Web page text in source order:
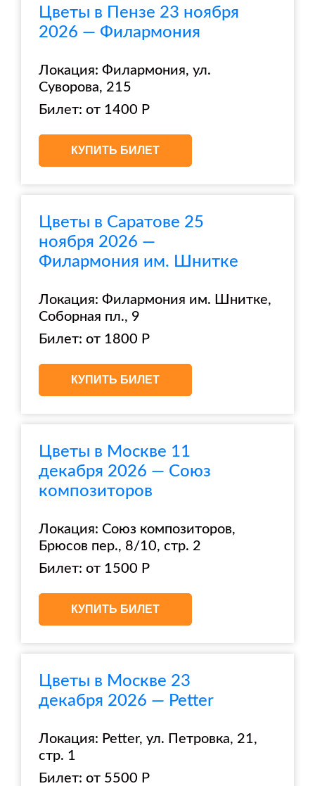
Цветы в Пензе 23 ноября
2026 — Филармония
Локация: Филармония, ул.
Суворова, 215
Билет: от 1400 Р
КУПИТЬ БИЛЕТ
Цветы в Саратове 25
ноября 2026 —
Филармония им. Шнитке
Локация: Филармония им. Шнитке,
Соборная пл., 9
Билет: от 1800 Р
КУПИТЬ БИЛЕТ
Цветы в Москве 11
декабря 2026 — Союз
композиторов
Локация: Союз композиторов,
Брюсов пер., 8/10, стр. 2
Билет: от 1500 Р
КУПИТЬ БИЛЕТ
Цветы в Москве 23
декабря 2026 — Petter
Локация: Petter, ул. Петровка, 21,
стр. 1
Билет: от 5500 Р